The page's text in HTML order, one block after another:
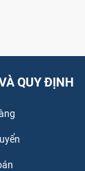
QUY ĐỊNH